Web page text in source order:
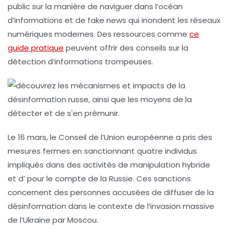
public sur la manière de naviguer dans l’océan
d’informations et de fake news qui inondent les réseaux
numériques modernes. Des ressources comme ce
guide pratique peuvent offrir des conseils sur la
détection d’informations trompeuses.
Le 16 mars, le Conseil de l’Union européenne a pris des
mesures fermes en sanctionnant quatre individus
impliqués dans des activités de manipulation hybride
et d’pour le compte de la Russie. Ces sanctions
concernent des personnes accusées de diffuser de la
désinformation dans le contexte de l’invasion massive
de l’Ukraine par Moscou.